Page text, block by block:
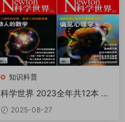
知识科普
科学世界 2023全年共12本 PD
F
2025-08-27